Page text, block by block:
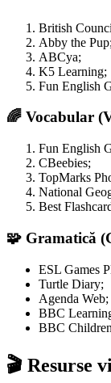
British
Abby the Pup;
ABCya;
K5 Learning;
Fun English
🌈 Vocabular
Fun English
CBeebies;
TopMarks
National
Best
🧩 Gramatică
ESL Games
Turtle Diary;
Agenda Web;
BBC
BBC
🎬 Resurse